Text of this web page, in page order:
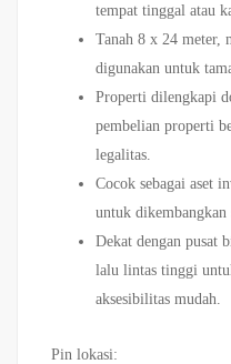
tempat tinggal atau
Tanah 8 x 24 meter,
digunakan untuk
Properti dilengkapi
pembelian properti
legalitas.
Cocok sebagai aset
untuk dikembangkan
Dekat dengan pusat
lalu lintas tinggi
aksesibilitas mudah.
Pin lokasi: